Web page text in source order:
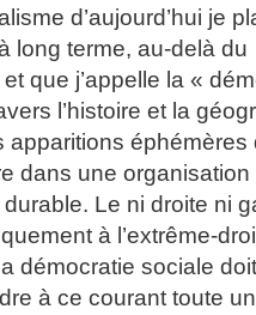
d’aujourd’hui je
long terme, au-delà du
que j’appelle la «
l’histoire et la
éphémères
dans une organisation
Le ni droite ni
à l’extrême-
démocratie sociale
à ce courant toute